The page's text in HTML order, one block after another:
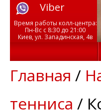
Viber
Время работы колл-центра:
Пн-Вс с 8:30 до 21:00
Киев, ул. Западинская, 4в
Главная /
тенниса /